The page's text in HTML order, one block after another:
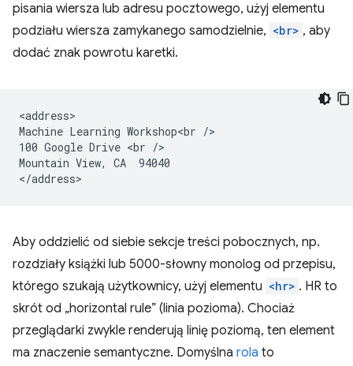
pisania wiersza lub adresu pocztowego, użyj elementu
podziału wiersza zamykanego samodzielnie, <br> , aby
dodać znak powrotu karetki.
<address>
Machine Learning Workshop<br />
100 Google Drive <br />
Mountain View, CA  94040
Aby oddzielić od siebie sekcje treści pobocznych, np.
rozdziały książki lub 5000-słowny monolog od przepisu,
którego szukają użytkownicy, użyj elementu <hr> . HR to
skrót od „horizontal rule” (linia pozioma). Chociaż
przeglądarki zwykle renderują linię poziomą, ten element
ma znaczenie semantyczne. Domyślna rola to